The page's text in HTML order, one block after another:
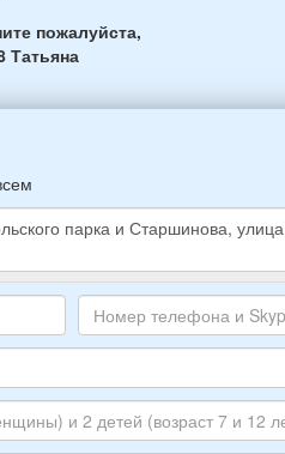
пожалуйста,
Татьяна
Номер
и
Skype